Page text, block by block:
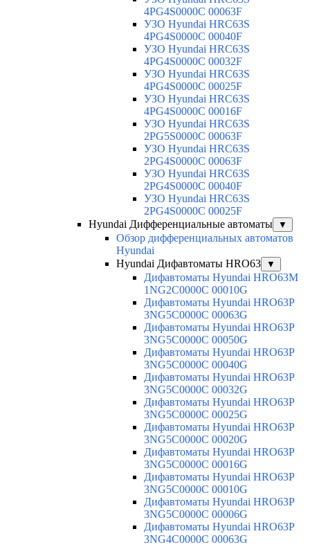
4PG4S0000C 00063F
УЗО Hyundai HRC63S
4PG4S0000C 00040F
УЗО Hyundai HRC63S
4PG4S0000C 00032F
УЗО Hyundai HRC63S
4PG4S0000C 00025F
УЗО Hyundai HRC63S
4PG4S0000C 00016F
УЗО Hyundai HRC63S
2PG5S0000C 00063F
УЗО Hyundai HRC63S
2PG4S0000C 00063F
УЗО Hyundai HRC63S
2PG4S0000C 00040F
УЗО Hyundai HRC63S
2PG4S0000C 00025F
Hyundai Дифференциальные автоматы
▼
Обзор дифференциальных автоматов
Hyundai
Hyundai Дифавтоматы HRO63
▼
Дифавтоматы Hyundai HRO63M
1NG2C0000C 00010G
Дифавтоматы Hyundai HRO63P
3NG5C0000C 00063G
Дифавтоматы Hyundai HRO63P
3NG5C0000C 00050G
Дифавтоматы Hyundai HRO63P
3NG5C0000C 00040G
Дифавтоматы Hyundai HRO63P
3NG5C0000C 00032G
Дифавтоматы Hyundai HRO63P
3NG5C0000C 00025G
Дифавтоматы Hyundai HRO63P
3NG5C0000C 00020G
Дифавтоматы Hyundai HRO63P
3NG5C0000C 00016G
Дифавтоматы Hyundai HRO63P
3NG5C0000C 00010G
Дифавтоматы Hyundai HRO63P
3NG5C0000C 00006G
Дифавтоматы Hyundai HRO63P
3NG4C0000C 00063G